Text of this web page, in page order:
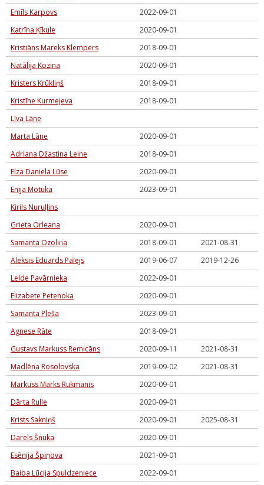
Emīls Karpovs
2022-09-01
Katrīna Ķīkule
2020-09-01
Kristiāns Mareks Klempers
2018-09-01
Natālija Kozina
2020-09-01
Kristers Krūkliņš
2018-09-01
Kristīne Kurmejeva
2018-09-01
Līva Lāne
Marta Lāne
2020-09-01
Adriana Džastina Leine
2018-09-01
Elza Daniela Lūse
2020-09-01
Enija Motuka
2023-09-01
Kirils Nuruļļins
Grieta Orleana
2020-09-01
Samanta Ozoliņa
2018-09-01
2021-08-31
Aleksis Eduards Palejs
2019-06-07
2019-12-26
Lelde Pavārnieka
2022-09-01
Elizabete Petenoka
2020-09-01
Samanta Pleša
2023-09-01
Agnese Rāte
2018-09-01
Gustavs Markuss Remicāns
2020-09-11
2021-08-31
Madlēna Rosolovska
2019-09-02
2021-08-31
Markuss Marks Rukmanis
2020-09-01
Dārta Rulle
2020-09-01
Krists Sakniņš
2020-09-01
2025-08-31
Darels Šnuka
2020-09-01
Esēnija Špiņova
2021-09-01
Baiba Lūcija Spuldzeniece
2022-09-01